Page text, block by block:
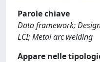
Parole chiave
Data framework;
LCI; Metal arc welding
Appare nelle